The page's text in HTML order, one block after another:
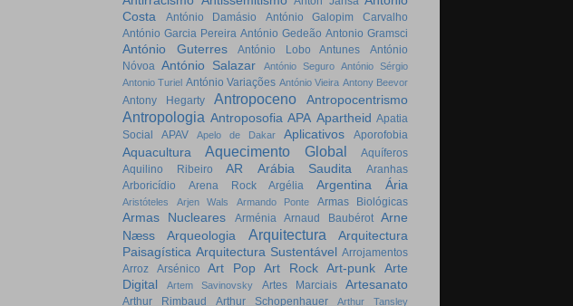
Costa
António Damásio
António Galopim Carvalho
António Garcia Pereira António Gedeão Antonio Gramsci
António Guterres António Lobo Antunes
António
Nóvoa António Salazar António Seguro
António Sérgio
Antonio Turiel António Variações António Vieira Antony Beevor
Antony Hegarty Antropoceno Antropocentrismo
Antropologia Antroposofia APA Apartheid Apatia
Social
APAV Apelo de Dakar Aplicativos Aporofobia
Aquacultura Aquecimento Global
Aquíferos
Aquilino Ribeiro
AR Arábia Saudita
Aranhas
Arboricídio
Arena Rock Argélia Argentina Ária
Aristóteles Arjen Wals Armando Ponte Armas Biológicas
Armas Nucleares Arménia Arnaud Baubérot
Arne
Næss
Arqueologia Arquitectura
Arquitectura
Paisagística Arquitectura Sustentável
Arrojamentos
Arroz
Arsénico Art Pop Art Rock Art-punk
Arte
Digital
Artem Savinovsky Artes Marciais Artesanato
Arthur Rimbaud Arthur Schopenhauer Arthur Tansley